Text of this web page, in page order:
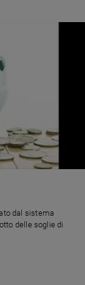
dal sistema
delle soglie di